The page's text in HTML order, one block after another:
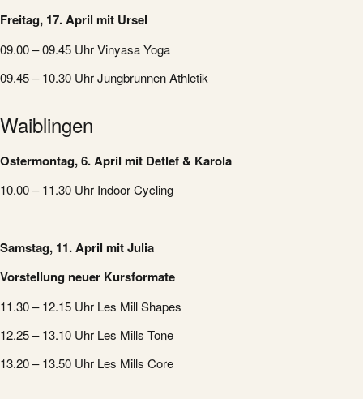
Freitag, 17. April mit Ursel
09.00 – 09.45 Uhr Vinyasa Yoga
09.45 – 10.30 Uhr Jungbrunnen Athletik
Waiblingen
Ostermontag, 6. April mit Detlef & Karola
10.00 – 11.30 Uhr Indoor Cycling
Samstag, 11. April mit Julia
Vorstellung neuer Kursformate
11.30 – 12.15 Uhr Les Mill Shapes
12.25 – 13.10 Uhr Les Mills Tone
13.20 – 13.50 Uhr Les Mills Core